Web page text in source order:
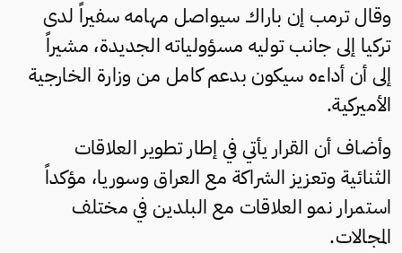
وقال ترمب إن باراك سيواصل مهامه سفيراً لدى
تركيا إلى جانب توليه مسؤولياته الجديدة، مشيراً
إلى أن أداءه سيكون بدعم كامل من وزارة الخارجية
الأميركية.
وأضاف أن القرار يأتي في إطار تطوير العلاقات
الثنائية وتعزيز الشراكة مع العراق وسوريا، مؤكداً
استمرار نمو العلاقات مع البلدين في مختلف
المجالات.